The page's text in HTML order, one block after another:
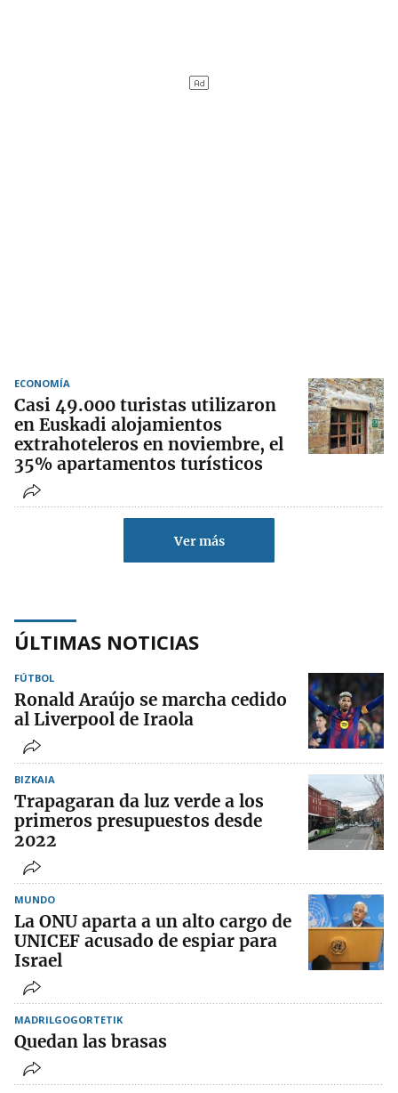
ECONOMÍA
Casi 49.000 turistas utilizaron
en Euskadi alojamientos
extrahoteleros en noviembre, el
35% apartamentos turísticos
Ver más
ÚLTIMAS NOTICIAS
FÚTBOL
Ronald Araújo se marcha cedido
al Liverpool de Iraola
BIZKAIA
Trapagaran da luz verde a los
primeros presupuestos desde
2022
MUNDO
La ONU aparta a un alto cargo de
UNICEF acusado de espiar para
Israel
MADRILGOGORTETIK
Quedan las brasas